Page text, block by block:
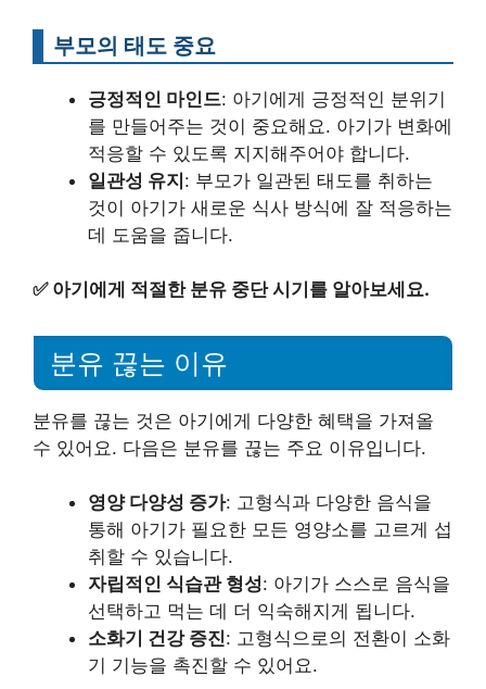
부모의 태도 중요
긍정적인 마인드: 아기에게 긍정적인 분위기
를 만들어주는 것이 중요해요. 아기가 변화에
적응할 수 있도록 지지해주어야 합니다.
일관성 유지: 부모가 일관된 태도를 취하는
것이 아기가 새로운 식사 방식에 잘 적응하는
데 도움을 줍니다.
✅ 아기에게 적절한 분유 중단 시기를 알아보세요.
분유 끊는 이유
분유를 끊는 것은 아기에게 다양한 혜택을 가져올
수 있어요. 다음은 분유를 끊는 주요 이유입니다.
영양 다양성 증가: 고형식과 다양한 음식을
통해 아기가 필요한 모든 영양소를 고르게 섭
취할 수 있습니다.
자립적인 식습관 형성: 아기가 스스로 음식을
선택하고 먹는 데 더 익숙해지게 됩니다.
소화기 건강 증진: 고형식으로의 전환이 소화
기 기능을 촉진할 수 있어요.